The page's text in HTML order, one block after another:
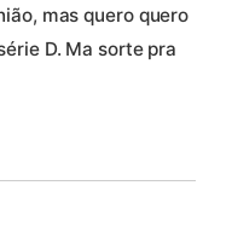
mas quero quero
D. Ma sorte pra